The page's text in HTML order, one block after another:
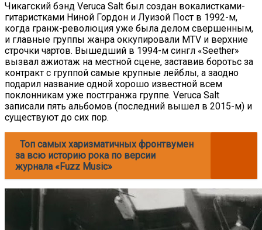
Чикагский бэнд Veruca Salt был создан вокалистками-
гитаристками Ниной Гордон и Луизой Пост в 1992-м,
когда гранж-революция уже была делом свершенным,
и главные группы жанра оккупировали MTV и верхние
строчки чартов. Вышедший в 1994-м сингл «Seether»
вызвал ажиотаж на местной сцене, заставив боротьс за
контракт с группой самые крупные лейблы, а заодно
подарил название одной хорошо известной всем
поклонникам уже постгранжа группе. Veruca Salt
записали пять альбомов (последний вышел в 2015-м) и
существуют до сих пор.
Топ самых харизматичных фронтвумен
за всю историю рока по версии
журнала «Fuzz Music»